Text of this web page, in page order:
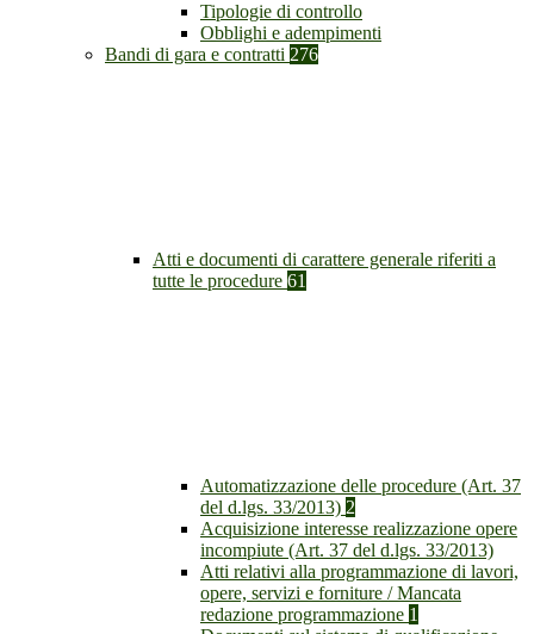
Tipologie di controllo
Obblighi e adempimenti
Bandi di gara e contratti 276
Atti e documenti di carattere generale riferiti a
tutte le procedure 61
Automatizzazione delle procedure (Art. 37
del d.lgs. 33/2013) 2
Acquisizione interesse realizzazione opere
incompiute (Art. 37 del d.lgs. 33/2013)
Atti relativi alla programmazione di lavori,
opere, servizi e forniture / Mancata
redazione programmazione 1